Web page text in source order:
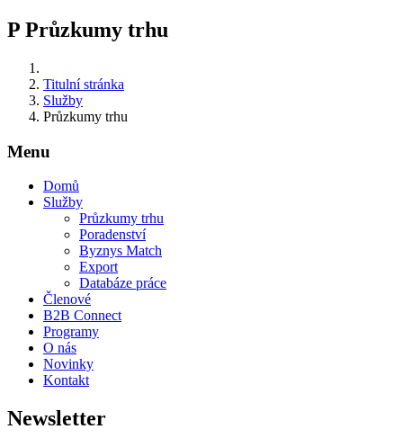
P Průzkumy trhu
Titulní stránka
Služby
Průzkumy trhu
Menu
Domů
Služby
Průzkumy trhu
Poradenství
Byznys Match
Export
Databáze práce
Členové
B2B Connect
Programy
O nás
Novinky
Kontakt
Newsletter